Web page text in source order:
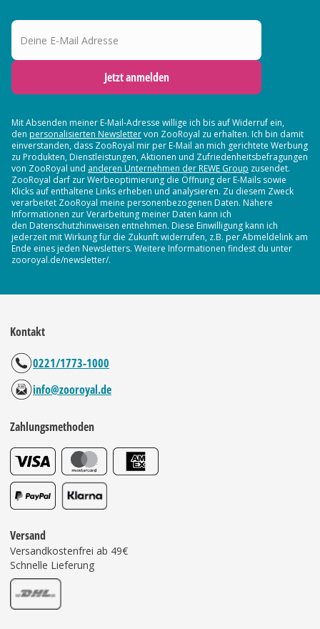
Deine E-Mail Adresse
Jetzt anmelden
Mit Absenden meiner E-Mail-Adresse willige ich bis auf Widerruf ein,
den personalisierten Newslettervon ZooRoyal zu erhalten. Ich bin damit
einverstanden, dass ZooRoyal mir per E-Mail an mich gerichtete Werbung
zu Produkten, Dienstleistungen, Aktionen und Zufriedenheitsbefragungen
von ZooRoyal und anderen Unternehmen der REWE Group zusendet.
ZooRoyal darf zur Werbeoptimierung die Öffnung der E-Mails sowie
Klicks auf enthaltene Links erheben und analysieren. Zu diesem Zweck
verarbeitet ZooRoyal meine personenbezogenen Daten. Nähere
Informationen zur Verarbeitung meiner Daten kann ich
den Datenschutzhinweisen entnehmen. Diese Einwilligung kann ich
jederzeit mit Wirkung für die Zukunft widerrufen, z.B. per Abmeldelink am
Ende eines jeden Newsletters. Weitere Informationen findest du unter
zooroyal.de/newsletter/.
Kontakt
0221/1773-1000
info@zooroyal.de
Zahlungsmethoden
Versand
Versandkostenfrei ab 49€
Schnelle Lieferung